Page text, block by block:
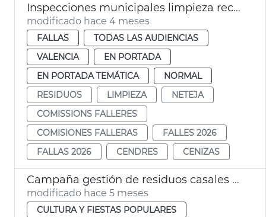
Inspecciones municipales limpieza recogida residuos Fallas València 2026
modificado hace 4 meses
FALLAS
TODAS LAS AUDIENCIAS
VALENCIA
EN PORTADA
EN PORTADA TEMÁTICA
NORMAL
RESIDUOS
LIMPIEZA
NETEJA
COMISSIONS FALLERES
COMISIONES FALLERAS
FALLES 2026
FALLAS 2026
CENDRES CENIZAS
Campaña gestión de residuos casales falleros València
modificado hace 5 meses
CULTURA Y FIESTAS POPULARES